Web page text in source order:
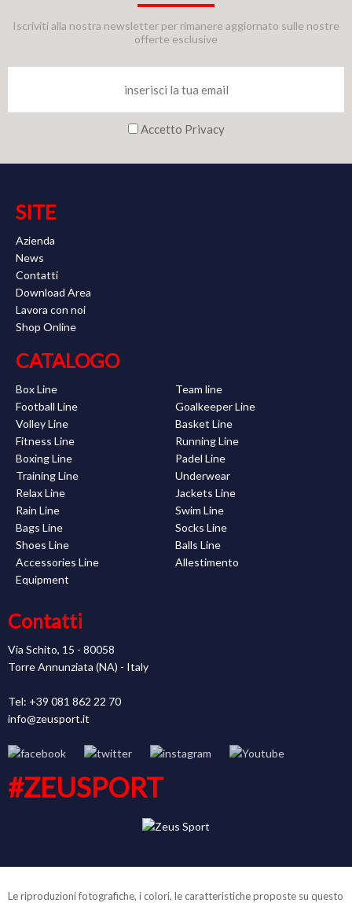
Iscriviti alla nostra newsletter per rimanere aggiornato sulle nostre
offerte esclusive
Accetto Privacy
SITE
Azienda
News
Contatti
Download Area
Lavora con noi
Shop Online
CATALOGO
Box Line
Team line
Football Line
Goalkeeper Line
Volley Line
Basket Line
Fitness Line
Running Line
Boxing Line
Padel Line
Training Line
Underwear
Relax Line
Jackets Line
Rain Line
Swim Line
Bags Line
Socks Line
Shoes Line
Balls Line
Accessories Line
Allestimento
Equipment
Contatti
Via Schito, 15 - 80058
Torre Annunziata (NA) - Italy
Tel: +39 081 862 22 70
info@zeusport.it
#ZEUSPORT
Le riproduzioni fotografiche, i colori, le caratteristiche proposte su questo